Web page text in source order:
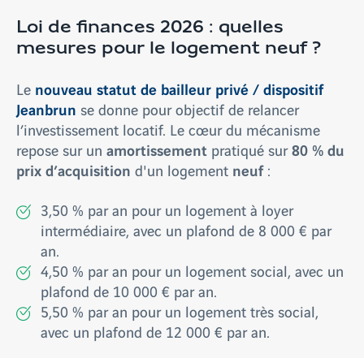
Loi de finances 2026 : quelles
mesures pour le logement neuf ?
Le nouveau statut de bailleur privé / dispositif
Jeanbrun se donne pour objectif de relancer
l’investissement locatif. Le cœur du mécanisme
repose sur un amortissement pratiqué sur80 % du
prix d’acquisition d'un logement neuf:
3,50 % par an pour un logement à loyer
intermédiaire, avec un plafond de 8 000 € par
an.
4,50 % par an pour un logement social, avec un
plafond de 10 000 € par an.
5,50 % par an pour un logement très social,
avec un plafond de 12 000 € par an.